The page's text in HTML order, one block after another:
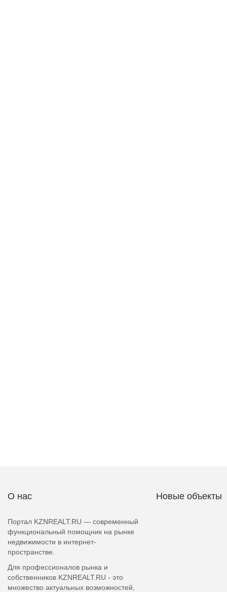
О нас
Портал KZNREALT.RU — современный
функциональный помощник на рынке
недвижимости в интернет-
пространстве.
Для профессионалов рынка и
собственников KZNREALT.RU - это
множество актуальных возможностей,
Новые объекты